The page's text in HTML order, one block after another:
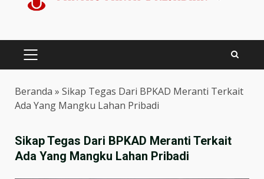
PRIMARY
MENU
Beranda » Sikap Tegas Dari BPKAD Meranti Terkait
Ada Yang Mangku Lahan Pribadi
Sikap Tegas Dari BPKAD Meranti Terkait
Ada Yang Mangku Lahan Pribadi